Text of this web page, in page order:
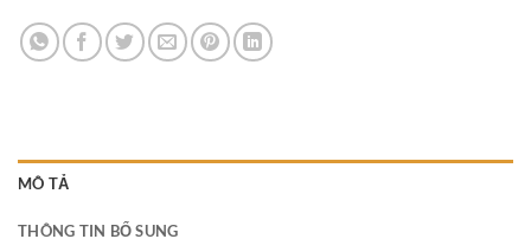
MÔ TẢ
THÔNG TIN BỔ SUNG